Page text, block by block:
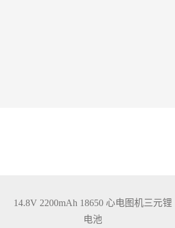
14.8V 2200mAh 18650 心电图机三元锂
电池